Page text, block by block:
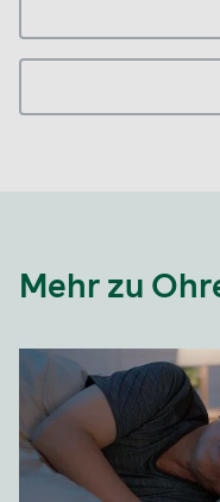
Mehr zu